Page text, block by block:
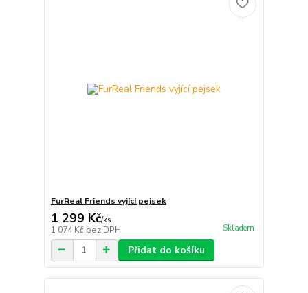
FurReal Friends vyjící pejsek
1 299 Kč/ks
1 074 Kč bez DPH Skladem
Přidat do košíku